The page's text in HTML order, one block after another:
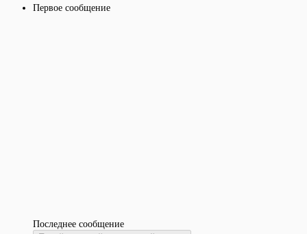
Первое сообщение
Последнее сообщение